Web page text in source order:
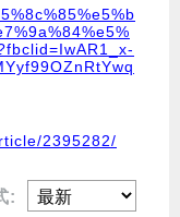
2395282/
: